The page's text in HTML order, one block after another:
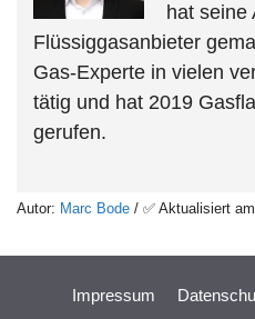
hat seine
Flüssiggasanbieter
Gas-Experte in vielen
tätig und hat 2019
gerufen.
Autor: Marc Bode / ✅ Aktualisiert
Impressum